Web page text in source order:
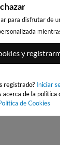
PLAYA
OESTE
20km ·
para disfrutar de
y
registrado? Iniciar
acerca de la política
de Cookies